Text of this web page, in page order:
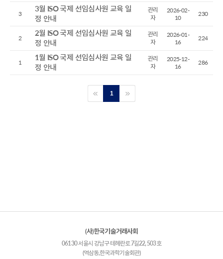
3
3월 ISO 국제 선임심사원 교육 일
정 안내
관리
자
2026-02-
10
230
2
2월 ISO 국제 선임심사원 교육 일
정 안내
관리
자
2026-01-
16
224
1
1월 ISO 국제 선임심사원 교육 일
정 안내
관리
자
2025-12-
16
286
1
(사)한국기술거래사회
06130 서울시 강남구 테헤란로 7길22, 503호
(역삼동,한국과학기술회관)